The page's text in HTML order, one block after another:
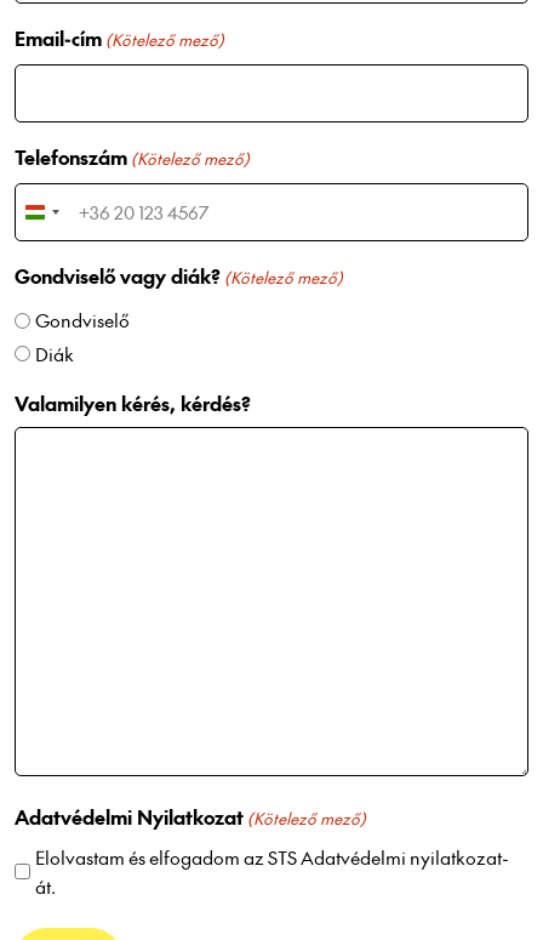
Email-cím (Kötelező mező)
Telefonszám (Kötelező mező)
H
u
n
a
r
y
+
Gondviselő vagy diák? (Kötelező mező)
Gondviselő
Diák
Valamilyen kérés, kérdés?
Adatvédelmi Nyilatkozat (Kötelező mező)
Elolvastam és elfogadom azSTS Adatvédelmi nyilatkozat-
át.